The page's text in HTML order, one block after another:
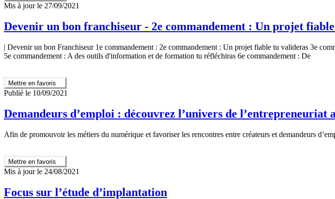
Mis à jour le 27/09/2021
Devenir un bon franchiseur - 2e commandement : Un projet
| Devenir un bon Franchiseur 1e commandement : 2e commandement : Un projet fiable tu valideras 3e
5e commandement : A des outils d'information et de formation tu réfléchiras 6e commandement : De
Mettre en favoris
Publié le 10/09/2021
Demandeurs d’emploi : découvrez l’univers de
Afin de promouvoir les métiers du numérique et favoriser les rencontres entre créateurs et demandeurs
Mettre en favoris
Mis à jour le 24/08/2021
Focus sur l’étude d’implantation